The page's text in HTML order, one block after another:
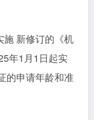
施 新修订的《机
年1月1日起实
的申请年龄和准